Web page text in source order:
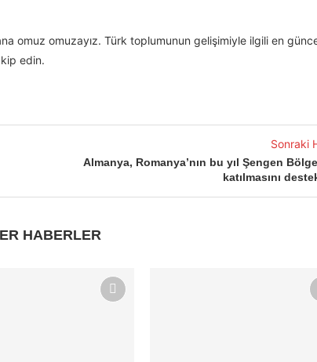
omuz omuzayız. Türk toplumunun gelişimiyle ilgili en
edin.
Sonraki
Almanya, Romanya’nın bu yıl Şengen
katılmasını
HABERLER